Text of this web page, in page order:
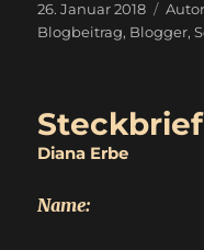
Veröffentlicht
am
26. Januar 2018
Blogbeitrag, Blogger,
Diana Erbe
Name: